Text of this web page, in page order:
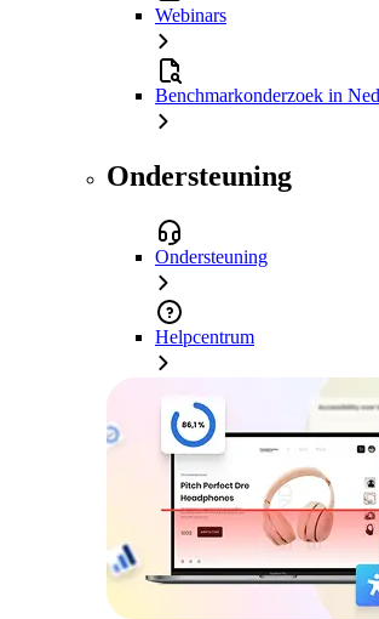
Webinars
Benchmarkonderzoek in
Ondersteuning
Ondersteuning
Helpcentrum